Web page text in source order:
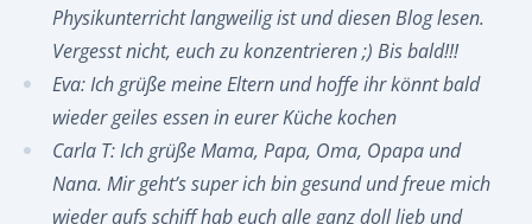
Physikunterricht langweilig ist und diesen Blog lesen.
Vergesst nicht, euch zu konzentrieren ;) Bis bald!!!
Eva: Ich grüße meine Eltern und hoffe ihr könnt bald
wieder geiles essen in eurer Küche kochen
Carla T: Ich grüße Mama, Papa, Oma, Opapa und
Nana. Mir geht’s super ich bin gesund und freue mich
wieder aufs schiff hab euch alle ganz doll lieb und